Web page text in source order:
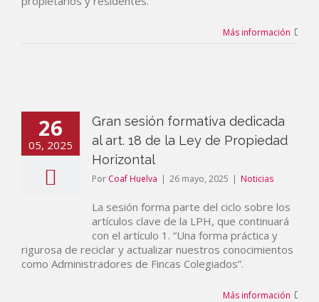
Más información
26
05, 2025
Gran sesión formativa dedicada
al art. 18 de la Ley de Propiedad
Horizontal
Por Coaf Huelva | 26 mayo, 2025 | Noticias
La sesión forma parte del ciclo sobre los
artículos clave de la LPH, que continuará
con el artículo 1. “Una forma práctica y
rigurosa de reciclar y actualizar nuestros conocimientos
como Administradores de Fincas Colegiados”.
Más información